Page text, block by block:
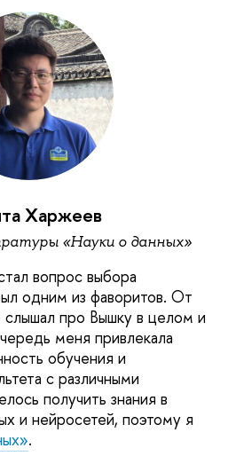
Харжеев
«Науки о данных»
вопрос выбора
одним из фаворитов. От
слышал про Вышку в целом и
меня привлекала
обучения и
с различными
получить знания в
и нейросетей, поэтому я
.